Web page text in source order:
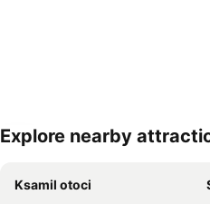
Explore nearby
Ksamil otoci